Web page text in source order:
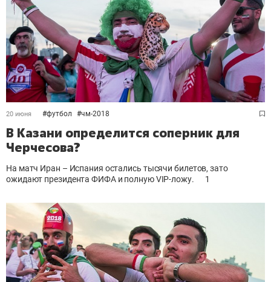
20 июня #футбол #чм-2018
В Казани определится соперник для
Черчесова?
На матч Иран – Испания остались тысячи билетов, зато
ожидают президента ФИФА и полную VIP-ложу.
1